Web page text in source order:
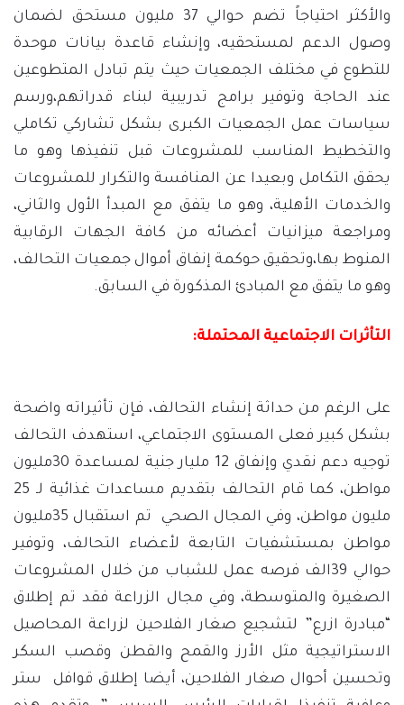
والأكثر احتياجاً تضم حوالي 37 مليون مستحق لضمان
وصول الدعم لمستحقيه، وإنشاء قاعدة بيانات موحدة
للتطوع في مختلف الجمعيات حيث يتم تبادل المتطوعين
عند الحاجة وتوفير برامج تدريبية لبناء قدراتهم،ورسم
سياسات عمل الجمعيات الكبرى بشكل تشاركي تكاملي
والتخطيط المناسب للمشروعات قبل تنفيذها وهو ما
يحقق التكامل وبعيدا عن المنافسة والتكرار للمشروعات
والخدمات الأهلية، وهو ما يتفق مع المبدأ الأول والثاني،
ومراجعة ميزانيات أعضائه من كافة الجهات الرقابية
المنوط بها،وتحقيق حوكمة إنفاق أموال جمعيات التحالف،
وهو ما يتفق مع المبادئ المذكورة في السابق.
التأثرات الاجتماعية المحتملة:
على الرغم من حداثة إنشاء التحالف، فإن تأثيراته واضحة
بشكل كبير فعلى المستوى الاجتماعي، استهدف التحالف
توجيه دعم نقدي وإنفاق 12 مليار جنية لمساعدة 30مليون
مواطن، كما قام التحالف بتقديم مساعدات غذائية لـ 25
مليون مواطن، وفي المجال الصحي تم استقبال 35مليون
مواطن بمستشفيات التابعة لأعضاء التحالف، وتوفير
حوالي 39الف فرصه عمل للشباب من خلال المشروعات
الصغيرة والمتوسطة، وفي مجال الزراعة فقد تم إطلاق
“مبادرة ازرع” لتشجيع صغار الفلاحين لزراعة المحاصيل
الاستراتيجية مثل الأرز والقمح والقطن وقصب السكر
وتحسين أحوال صغار الفلاحين، أيضا إطلاق قوافل ستر